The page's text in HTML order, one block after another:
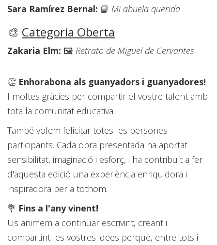
Sara Ramírez Bernal: 📘 Mi abuela querida
🎨 Categoria Oberta
Zakaria Elm: 🖼️ Retrato de Miguel de Cervantes
👏 Enhorabona als guanyadors i guanyadores!
I moltes gràcies per compartir el vostre talent amb
tota la comunitat educativa.
També volem felicitar totes les persones
participants. Cada obra presentada ha aportat
sensibilitat, imaginació i esforç, i ha contribuït a fer
d'aquesta edició una experiència enriquidora i
inspiradora per a tothom.
💐 Fins a l'any vinent!
Us animem a continuar escrivint, creant i
compartint les vostres idees perquè, entre tots i